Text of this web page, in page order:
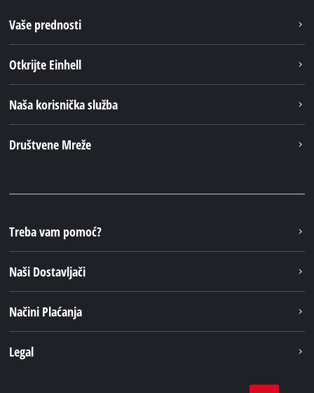
Vaše prednosti
Otkrijte Einhell
Naša korisnička služba
Društvene Mreže
Treba vam pomoć?
Naši Dostavljači
Načini Plaćanja
Legal